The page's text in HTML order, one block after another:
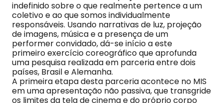
indefinido sobre o que realmente pertence a um
coletivo e ao que somos individualmente
responsáveis. Usando narrativas de luz, projeção
de imagens, música e a presença de um
performer convidado, dá-se início a este
primeiro exercício coreográfico que aprofunda
uma pesquisa realizada em parceria entre dois
países, Brasil e Alemanha.
A primeira etapa desta parceria acontece no MIS
em uma apresentação não passiva, que transgride
os limites da tela de cinema e do próprio corpo